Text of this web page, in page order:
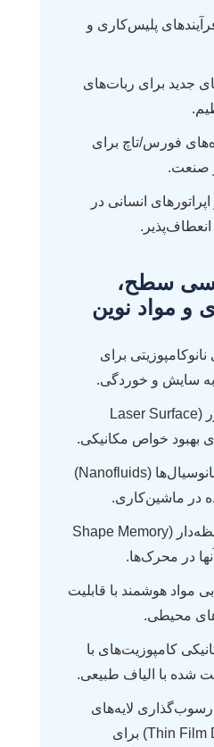
پلیس‌کاری و
جدید برای ربات‌های
فورس/تاچ برای
صنعت.
انسانی در
سطح،
و مواد نوین
برای
سایش و خوردگی.
اصلاح سطح با لیزر (Laser Surface
ساخت و ارزیابی نانوسیال‌ها (Nanofluids)
در ماشین‌کاری.
تولید آلیاژهای حافظه‌دار (Shape Memory
مواد هوشمند با قابلیت
محیطی.
کامپوزیت‌های با
شده با الیاف طبیعی.
رسوب‌گذاری لایه‌های
نازک (Thin Film Deposition) برای